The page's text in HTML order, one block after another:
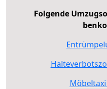
Folgende